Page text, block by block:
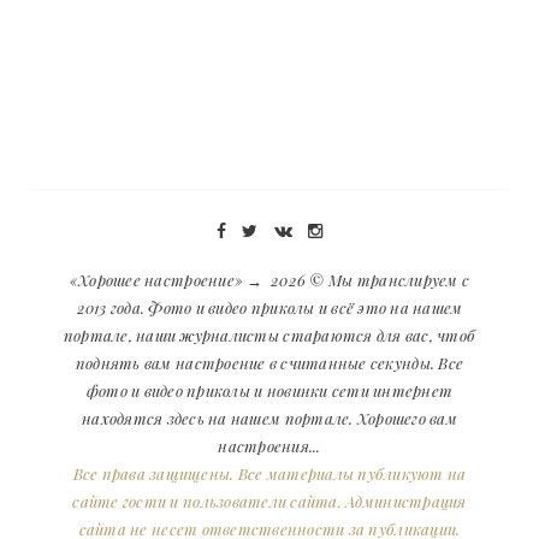
«Хорошее настроение» → 2026 © Мы транслируем с
2013 года. Фото и видео приколы и всё это на нашем
портале, наши журналисты стараются для вас, чтоб
поднять вам настроение в считанные секунды. Все
фото и видео приколы и новинки сети интернет
находятся здесь на нашем портале. Хорошего вам
настроения...
Все права защищены. Все материалы публикуют на
сайте гости и пользователи сайта. Администрация
сайта не несет ответственности за публикации.